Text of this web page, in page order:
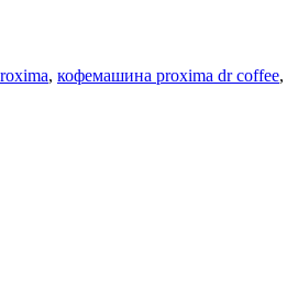
, кофемашина proxima dr coffee,